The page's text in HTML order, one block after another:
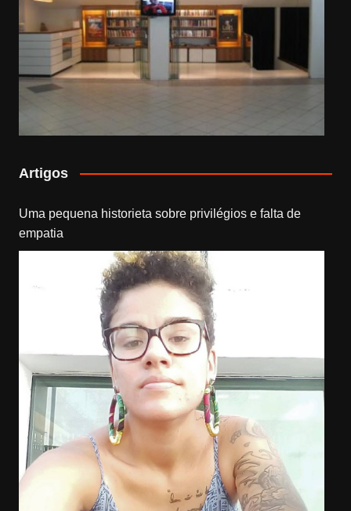
Artigos
Uma pequena historieta sobre privilégios e falta de
empatia